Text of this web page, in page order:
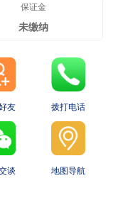
保证金
未缴纳
友 拨打电话
谈 地图导航